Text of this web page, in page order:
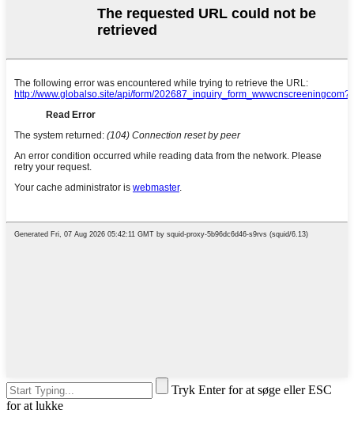
Tryk Enter for at søge eller ESC
for at lukke